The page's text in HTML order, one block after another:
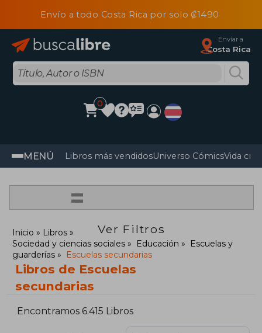
Envío a todo Costa Rica por solo ₡1490
Enviar a
Costa Rica
0
MENÚ Libros más vendidosUniverso CómicsVida
=
Ver Filtros
Inicio
Libros
Sociedad y ciencias sociales
Educación
Escuelas y
guarderías
Escuelas secundarias
Libros de Escuelas
secundarias
Encontramos 6.415 Libros